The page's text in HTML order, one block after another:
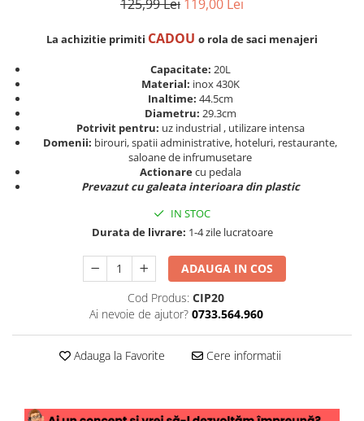
125,99 Lei 119,00 Lei
La achizitie primiti CADOU o rola de saci menajeri
Capacitate: 20L
Material: inox 430K
Inaltime: 44.5cm
Diametru: 29.3cm
Potrivit pentru: uz industrial , utilizare intensa
Domenii: birouri, spatii administrative, hoteluri, restaurante,
saloane de infrumusetare
Actionarecu pedala
Prevazut cu galeata interioara din plastic
IN STOC
Durata de livrare: 1-4 zile lucratoare
ADAUGA IN COS
Cod Produs: CIP20
Ai nevoie de ajutor? 0733.564.960
Adauga la Favorite Cere informatii